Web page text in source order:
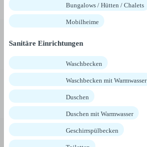
Bungalows / Hütten / Chalets
Mobilheime
Sanitäre Einrichtungen
Waschbecken
Waschbecken mit Warmwasser
Duschen
Duschen mit Warmwasser
Geschirrspülbecken